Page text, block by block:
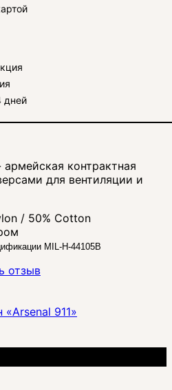
дней
армейская контрактная
для вентиляции и
/ 50% Cotton
MIL-H-44105B
отзыв